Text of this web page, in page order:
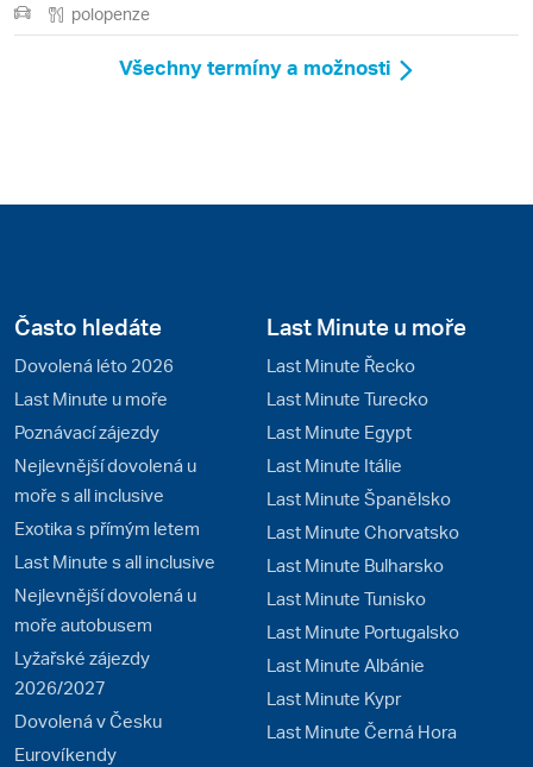
polopenze
Všechny termíny a možnosti
Často hledáte
Dovolená léto 2026
Last Minute u moře
Poznávací zájezdy
Nejlevnější dovolená u
moře s all inclusive
Exotika s přímým letem
Last Minute s all inclusive
Nejlevnější dovolená u
moře autobusem
Lyžařské zájezdy
2026/2027
Dovolená v Česku
Eurovíkendy
Last Minute u moře
Last Minute Řecko
Last Minute Turecko
Last Minute Egypt
Last Minute Itálie
Last Minute Španělsko
Last Minute Chorvatsko
Last Minute Bulharsko
Last Minute Tunisko
Last Minute Portugalsko
Last Minute Albánie
Last Minute Kypr
Last Minute Černá Hora